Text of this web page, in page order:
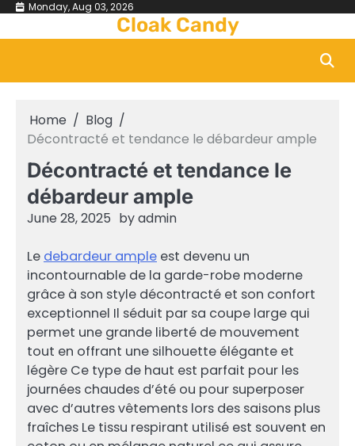
Skip Monday, Aug 03, 2026
Cloak Candy
Home
Blog
Décontracté et tendance le débardeur ample
Décontracté et tendance le
débardeur ample
June 28, 2025 byadmin
Le debardeur ample est devenu un
incontournable de la garde-robe moderne
grâce à son style décontracté et son confort
exceptionnel Il séduit par sa coupe large qui
permet une grande liberté de mouvement
tout en offrant une silhouette élégante et
légère Ce type de haut est parfait pour les
journées chaudes d’été ou pour superposer
avec d’autres vêtements lors des saisons plus
fraîches Le tissu respirant utilisé est souvent en